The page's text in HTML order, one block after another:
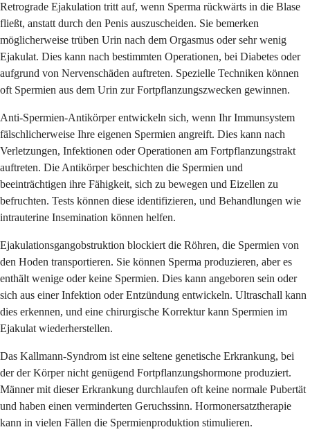
Retrograde Ejakulation tritt auf, wenn Sperma rückwärts in die Blase
fließt, anstatt durch den Penis auszuscheiden. Sie bemerken
möglicherweise trüben Urin nach dem Orgasmus oder sehr wenig
Ejakulat. Dies kann nach bestimmten Operationen, bei Diabetes oder
aufgrund von Nervenschäden auftreten. Spezielle Techniken können
oft Spermien aus dem Urin zur Fortpflanzungszwecken gewinnen.
Anti-Spermien-Antikörper entwickeln sich, wenn Ihr Immunsystem
fälschlicherweise Ihre eigenen Spermien angreift. Dies kann nach
Verletzungen, Infektionen oder Operationen am Fortpflanzungstrakt
auftreten. Die Antikörper beschichten die Spermien und
beeinträchtigen ihre Fähigkeit, sich zu bewegen und Eizellen zu
befruchten. Tests können diese identifizieren, und Behandlungen wie
intrauterine Insemination können helfen.
Ejakulationsgangobstruktion blockiert die Röhren, die Spermien von
den Hoden transportieren. Sie können Sperma produzieren, aber es
enthält wenige oder keine Spermien. Dies kann angeboren sein oder
sich aus einer Infektion oder Entzündung entwickeln. Ultraschall kann
dies erkennen, und eine chirurgische Korrektur kann Spermien im
Ejakulat wiederherstellen.
Das Kallmann-Syndrom ist eine seltene genetische Erkrankung, bei
der der Körper nicht genügend Fortpflanzungshormone produziert.
Männer mit dieser Erkrankung durchlaufen oft keine normale Pubertät
und haben einen verminderten Geruchssinn. Hormonersatztherapie
kann in vielen Fällen die Spermienproduktion stimulieren.